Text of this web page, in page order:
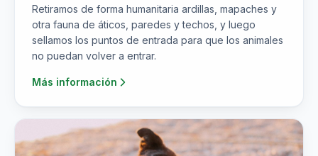
Retiramos de forma humanitaria ardillas, mapaches y
otra fauna de áticos, paredes y techos, y luego
sellamos los puntos de entrada para que los animales
no puedan volver a entrar.
Más información